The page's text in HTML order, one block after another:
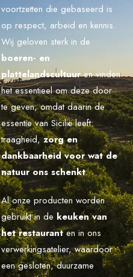
voortzetten die gebaseerd is
op respect, arbeid en kennis.
Wij geloven sterk in de
boeren- en
plattelandscultuuren vinden
het essentieel om deze door
te geven, omdat daarin de
essentie van Sicilië leeft:
traagheid,zorg en
dankbaarheid voor wat de
natuur ons schenkt.
Al onze producten worden
gebruikt in de keuken van
het restauranten in ons
verwerkingsatelier, waardoor
een gesloten, duurzame